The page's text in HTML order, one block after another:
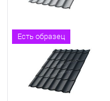
Есть образец